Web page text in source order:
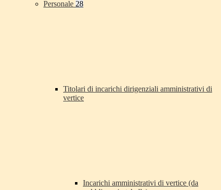
Personale 28
Titolari di incarichi dirigenziali amministrativi di
vertice
Incarichi amministrativi di vertice (da